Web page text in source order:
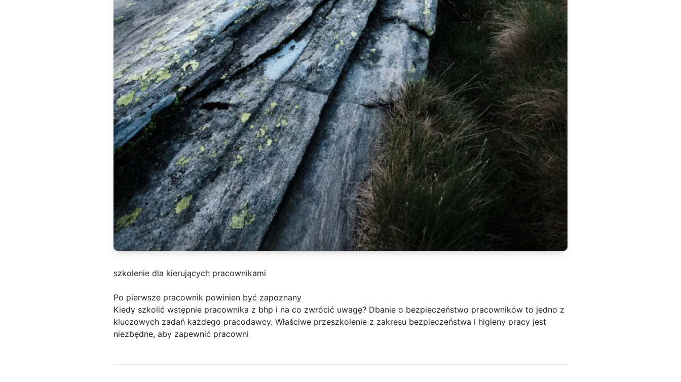
szkolenie dla kierujących pracownikami
Po pierwsze pracownik powinien być zapoznany
Kiedy szkolić wstępnie pracownika z bhp i na co zwrócić uwagę? Dbanie o bezpieczeństwo pracowników to jedno z
kluczowych zadań każdego pracodawcy. Właściwe przeszkolenie z zakresu bezpieczeństwa i higieny pracy jest
niezbędne, aby zapewnić pracowni